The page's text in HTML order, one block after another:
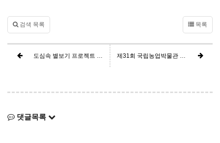
검색 목록 목록
도심속 별보기 프로젝트 '나랑 별보러 갈래?' 제31회 국립농업박물관 포럼 「앙부일구_하늘을 통해 보는 조선시대 농업이야기」
댓글목록